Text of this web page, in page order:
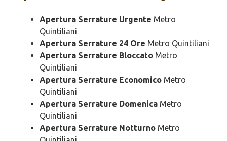
Apertura Serrature Urgente Metro
Quintiliani
Apertura Serrature 24 Ore Metro Quintiliani
Apertura Serrature Bloccato Metro
Quintiliani
Apertura Serrature Economico Metro
Quintiliani
Apertura Serrature Domenica Metro
Quintiliani
Apertura Serrature Notturno Metro